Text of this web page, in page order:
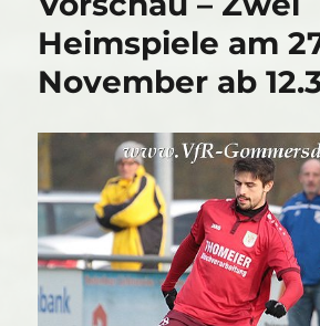
Heimspiele am
November ab